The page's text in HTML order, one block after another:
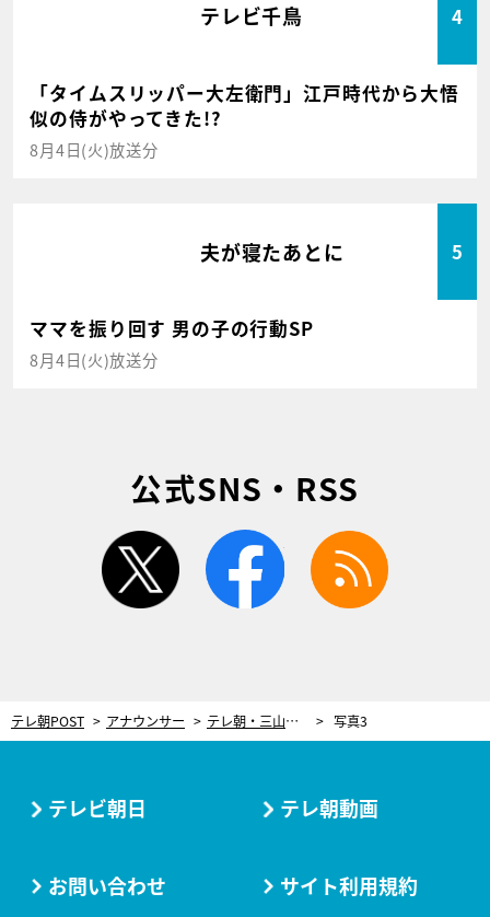
テレビ千鳥 4
「タイムスリッパー大左衛門」江戸時代から大悟
似の侍がやってきた!?
8月4日(火)放送分
夫が寝たあとに 5
ママを振り回す 男の子の行動SP
8月4日(火)放送分
公式SNS・RSS
twitter facebook
テレ朝POST アナウンサー テレ朝・三山賀子アナ、“最近のリフレッシュ方法”で癒される。しかし…熱中しすぎて肩が凝ってしまうことも 写真3
テレビ朝日 テレ朝動画
お問い合わせ サイト利用規約